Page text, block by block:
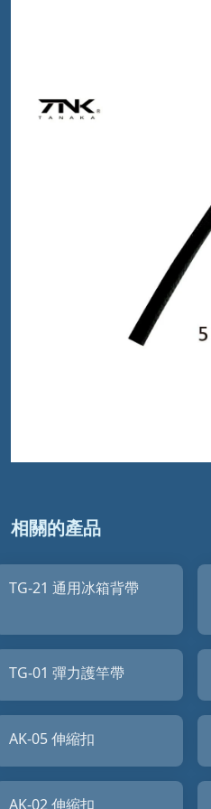
相關的產品
TG-21 通用冰箱背帶
TG-01 彈力護竿帶
AK-05 伸縮扣
AK-02 伸縮扣